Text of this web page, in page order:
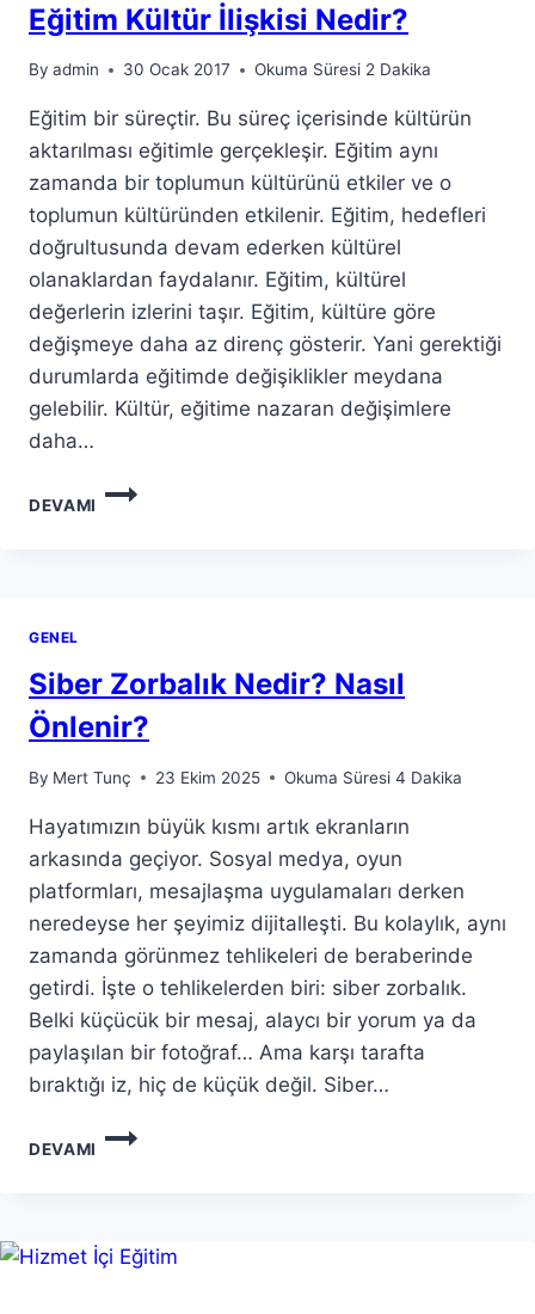
Eğitim Kültür İlişkisi Nedir?
By admin 30 Ocak 2017 Okuma Süresi 2 Dakika
Eğitim bir süreçtir. Bu süreç içerisinde kültürün
aktarılması eğitimle gerçekleşir. Eğitim aynı
zamanda bir toplumun kültürünü etkiler ve o
toplumun kültüründen etkilenir. Eğitim, hedefleri
doğrultusunda devam ederken kültürel
olanaklardan faydalanır. Eğitim, kültürel
değerlerin izlerini taşır. Eğitim, kültüre göre
değişmeye daha az direnç gösterir. Yani gerektiği
durumlarda eğitimde değişiklikler meydana
gelebilir. Kültür, eğitime nazaran değişimlere
daha…
DEVAMI
EĞITIM
GENEL
Siber Zorbalık Nedir? Nasıl
Önlenir?
By Mert Tunç 23 Ekim 2025 Okuma Süresi 4 Dakika
Hayatımızın büyük kısmı artık ekranların
arkasında geçiyor. Sosyal medya, oyun
platformları, mesajlaşma uygulamaları derken
neredeyse her şeyimiz dijitalleşti. Bu kolaylık, aynı
zamanda görünmez tehlikeleri de beraberinde
getirdi. İşte o tehlikelerden biri: siber zorbalık.
Belki küçücük bir mesaj, alaycı bir yorum ya da
paylaşılan bir fotoğraf… Ama karşı tarafta
bıraktığı iz, hiç de küçük değil. Siber…
DEVAMI
SIBER